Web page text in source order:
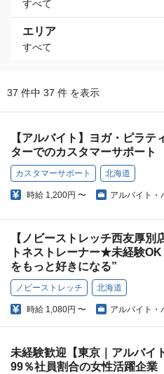
すべて
エリア
すべて
37 件中 37 件 を表示
【アルバイト】ヨガ・ピラ
ターでのカスタマーサポート
カスタマーサポート 北海道
時給 1,200円 〜 アルバイト・
【ノビーストレッチ西友厚
トネストレーナー★未経験
をもっと好きになる”
ノビーストレッチ 北海道
時給 1,080円 〜 アルバイト・
未経験歓迎【東京｜アルバイ
99％社員割合の女性活躍企業